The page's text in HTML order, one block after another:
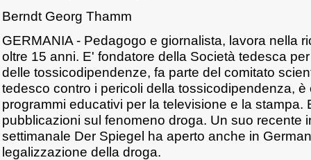
Berndt Georg Thamm
GERMANIA - Pedagogo e giornalista, lavora nella
oltre 15 anni. E' fondatore della Società tedesca
delle tossicodipendenze, fa parte del comitato
tedesco contro i pericoli della tossicodipendenza, è
programmi educativi per la televisione e la stampa.
pubblicazioni sul fenomeno droga. Un suo recente
settimanale Der Spiegel ha aperto anche in
legalizzazione della droga.